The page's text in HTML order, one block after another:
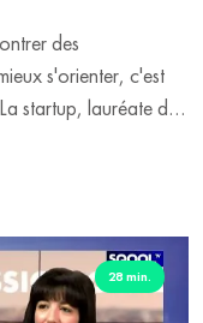
des
s'orienter, c'est
startup, lauréate du
beaucoup
Sur le plateau du
puisqu'il existe "1
dans les prochaines
28 min.